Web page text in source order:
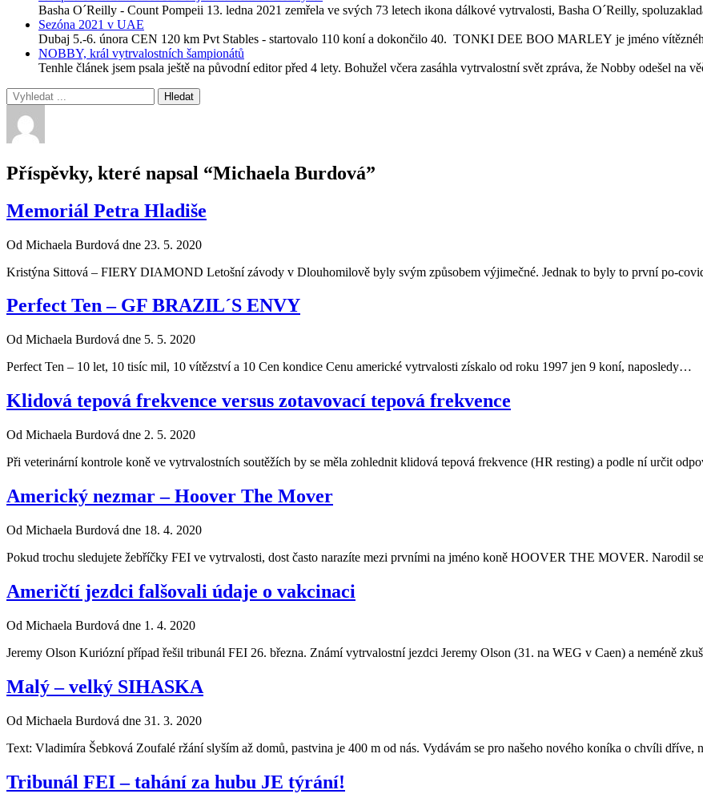
Basha O´Reilly - Count Pompeii 13. ledna 2021 zemřela ve svých 73 letech ikona dálkové vytrvalosti, Basha O´Reilly,
Sezóna 2021 v UAE
Dubaj 5.-6. února CEN 120 km Pvt Stables - startovalo 110 koní a dokončilo 40. TONKI DEE BOO MARLEY je jméno
NOBBY, král vytrvalostních šampionátů
Tenhle článek jsem psala ještě na původní editor před 4 lety. Bohužel včera zasáhla vytrvalostní svět zpráva, že Nobby odešel na
Příspěvky, které napsal “Michaela Burdová”
Memoriál Petra Hladiše
Od Michaela Burdová dne 23. 5. 2020
Kristýna Sittová – FIERY DIAMOND Letošní závody v Dlouhomilově byly svým způsobem výjimečné. Jednak to byly to první po-
Perfect Ten – GF BRAZIL´S ENVY
Od Michaela Burdová dne 5. 5. 2020
Perfect Ten – 10 let, 10 tisíc mil, 10 vítězství a 10 Cen kondice Cenu americké vytrvalosti získalo od roku 1997 jen 9 koní, naposledy…
Klidová tepová frekvence versus zotavovací tepová frekvence
Od Michaela Burdová dne 2. 5. 2020
Při veterinární kontrole koně ve vytrvalostních soutěžích by se měla zohlednit klidová tepová frekvence (HR resting) a podle ní určit
Americký nezmar – Hoover The Mover
Od Michaela Burdová dne 18. 4. 2020
Pokud trochu sledujete žebříčky FEI ve vytrvalosti, dost často narazíte mezi prvními na jméno koně HOOVER THE MOVER. Narodil
Američtí jezdci falšovali údaje o vakcinaci
Od Michaela Burdová dne 1. 4. 2020
Jeremy Olson Kuriózní případ řešil tribunál FEI 26. března. Známí vytrvalostní jezdci Jeremy Olson (31. na WEG v Caen) a neméně
Malý – velký SIHASKA
Od Michaela Burdová dne 31. 3. 2020
Text: Vladimíra Šebková Zoufalé ržání slyším až domů, pastvina je 400 m od nás. Vydávám se pro našeho nového koníka o chvíli dříve,
Tribunál FEI – tahání za hubu JE týrání!